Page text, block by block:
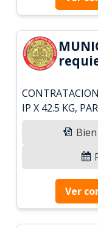
IP X 42.5 KG,
Bien
Ver